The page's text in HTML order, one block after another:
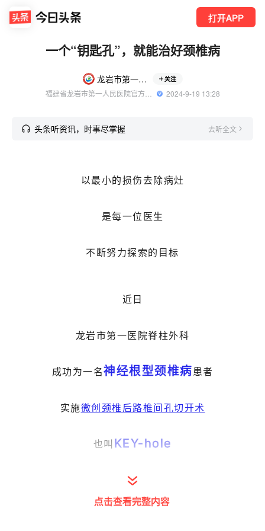
打开APP
一个“钥匙孔”，就能治好颈椎病
龙岩市第一医院 关注
  2024-9-19 13:28
头条听资讯，时事尽掌握 去听全文
以最小的损伤去除病灶
是每一位医生
不断努力探索的目标
近日
龙岩市第一医院脊柱外科
成功为一名神经根型颈椎病患者
实施微创颈椎后路椎间孔切开术
也叫 KEY-hole
无需开刀
点击查看完整内容